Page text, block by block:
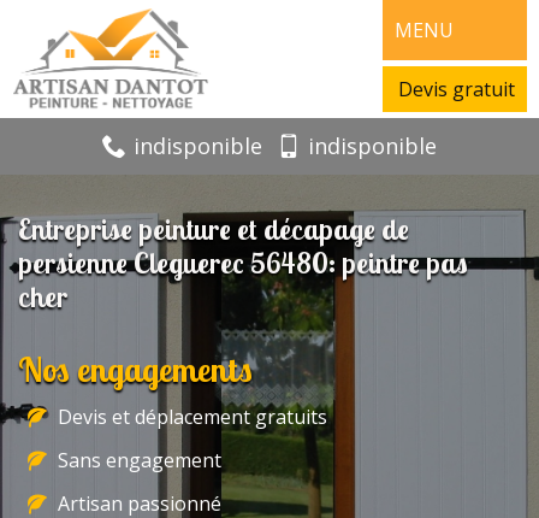
MENU
Devis gratuit
indisponible indisponible
Entreprise peinture et décapage de
persienne Cleguerec 56480: peintre pas
cher
Nos engagements
Devis et déplacement gratuits
Sans engagement
Artisan passionné